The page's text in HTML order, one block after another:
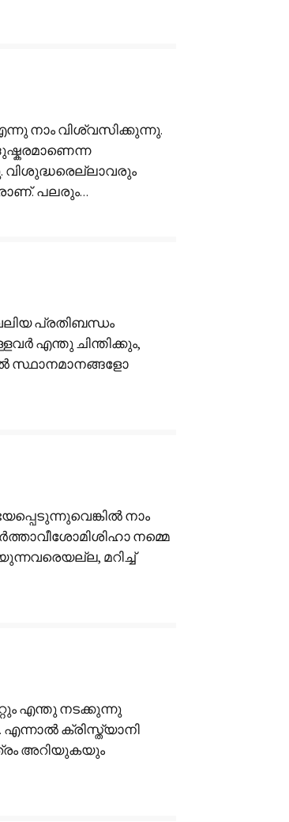
നാം വിശ്വസിക്കുന്നു.
വിശുദ്ധരെല്ലാവരും
പലരും…
പ്രതിബന്ധം
എന്തു ചിന്തിക്കും,
സ്ഥാനമാനങ്ങളോ
നാം
നമ്മെ
മറിച്ച്
എന്തു നടക്കുന്നു
എന്നാൽ ക്രിസ്ത്യാനി
അറിയുകയും